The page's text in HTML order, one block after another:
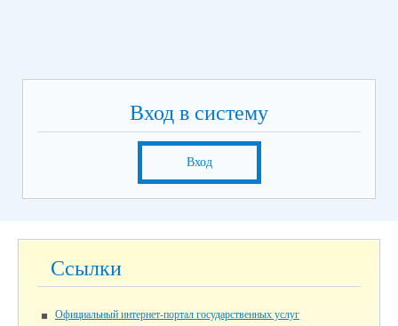
Вход в систему
Вход
Ссылки
Официальный интернет-портал государственных услуг